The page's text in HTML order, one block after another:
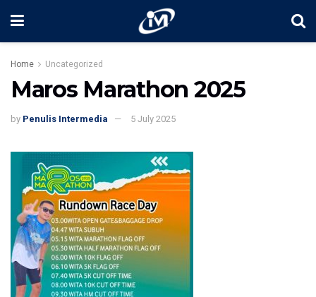
Home Uncategorized
Maros Marathon 2025
by Penulis Intermedia 5 July 2025